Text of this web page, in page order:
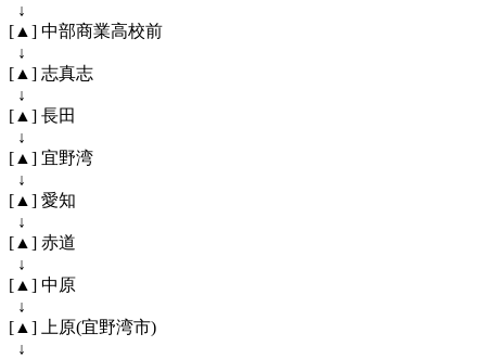
↓
[▲] 中部商業高校前
↓
[▲] 志真志
↓
[▲] 長田
↓
[▲] 宜野湾
↓
[▲] 愛知
↓
[▲] 赤道
↓
[▲] 中原
↓
[▲] 上原(宜野湾市)
↓